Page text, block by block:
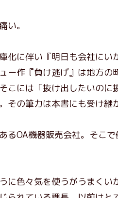
い。
化に伴い『明日も会社に
ー作『負け逃げ』は地方
こには「抜け出したいの
その筆力は本書にも受け継
るOA機器販売会社。そこ
に色々気を使うがうまくい